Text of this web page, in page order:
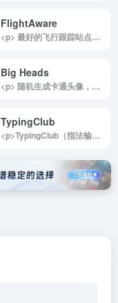
FlightAware
<p> 最好的飞行跟踪站点：实时跟踪地图、飞行状态、航空公司航班延误、私人/通用航空飞行及机场信息。 </p>
Big Heads
<p> 随机生成卡通头像，不用繁琐的操作，就可以在这个网站里随机生成出N多卡通头像，你也可以进一步精雕细琢，创作出属于自己的个性头像！ </p>
TypingClub
<p>TypingClub（指法输入中文打字俱乐部）是一款专业且趣味十足的在线打字练习工具，旨在帮助用户从零开始掌握正确的指法，并逐步学会盲打技能。通过科学的训练步骤和多样化的练习方式，TypingClub 不仅能显著提升用户的打字速度，还能够同步提高阅读能力，适合各个年龄段的用户使用。</p><p>该工具提供丰富的学习资源，包括650多种互动打字游戏、详细的指法教学视频、实用的打字测试，以及循序渐进的课程设计，帮助用户以轻松有趣的方式掌握盲打技巧。无需注册，用户即可随时开始学习，体验无障碍的在线打字课程。TypingClub 特别注重用户体验，不仅涵盖传统的打字训练，还通过趣味化的内容设计激发学习兴趣，使枯燥的输入练习变得更加生动有趣。</p><p>无论你是希望提升工作效率、优化打字技能，还是为孩子培养实用能力，TypingClub 都是一个理想的选择。借助这款工具，你可以以互动和娱乐的方式快速提升自己的键盘操作水平，为日常学习和工作奠定扎实基础。</p><img decoding="async" data-src="//www.40000.net/wp-content/uploads/2024/12/20241215075357-675e8b15eddb0.webp" src="https://www.40000.net/wp-content/themes/onenav/images/t.png" alt="TypingClub">